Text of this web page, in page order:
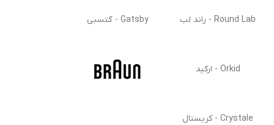
Round Lab - راند لب Gatsby - گتسبی
Orkid - ارکید
Crystale - کریستال